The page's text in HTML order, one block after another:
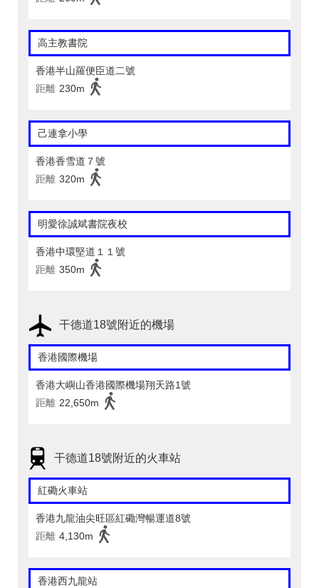
高主教書院
香港半山羅便臣道二號
距離 230m
己連拿小學
香港香雪道７號
距離 320m
明愛徐誠斌書院夜校
香港中環堅道１１號
距離 350m
干德道18號附近的機場
香港國際機場
香港大嶼山香港國際機場翔天路1號
距離 22,650m
干德道18號附近的火車站
紅磡火車站
香港九龍油尖旺區紅磡灣暢運道8號
距離 4,130m
香港西九龍站